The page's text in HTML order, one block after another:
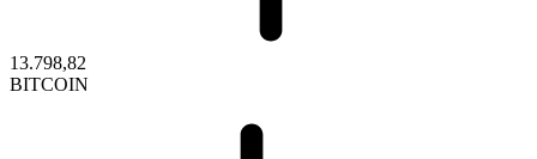
13.798,82
BITCOIN